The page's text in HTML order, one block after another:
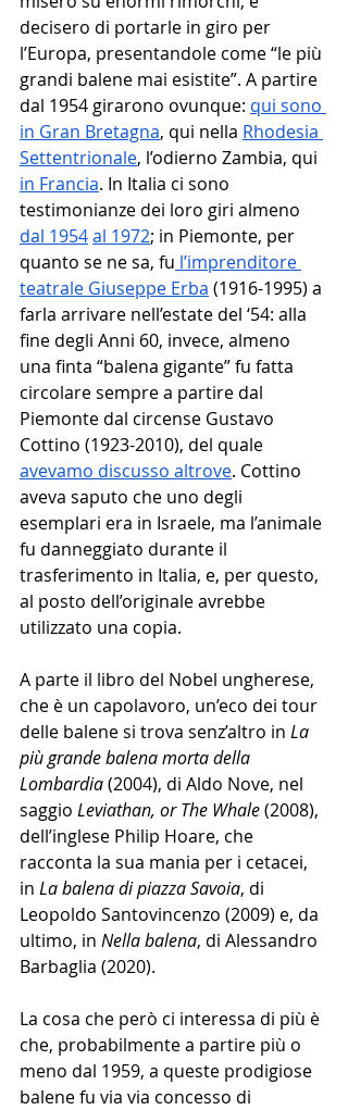
decisero di portarle in giro per
l’Europa, presentandole come “le più
grandi balene mai esistite”. A partire
dal 1954 girarono ovunque: qui sono
in Gran Bretagna, qui nella Rhodesia
Settentrionale, l’odierno Zambia, qui
in Francia. In Italia ci sono
testimonianze dei loro giri almeno
dal 1954al 1972; in Piemonte, per
quanto se ne sa, fu l’imprenditore
teatrale Giuseppe Erba (1916-1995) a
farla arrivare nell’estate del ‘54: alla
fine degli Anni 60, invece, almeno
una finta “balena gigante” fu fatta
circolare sempre a partire dal
Piemonte dal circense Gustavo
Cottino (1923-2010), del quale
avevamo discusso altrove. Cottino
aveva saputo che uno degli
esemplari era in Israele, ma l’animale
fu danneggiato durante il
trasferimento in Italia, e, per questo,
al posto dell’originale avrebbe
utilizzato una copia.
A parte il libro del Nobel ungherese,
che è un capolavoro, un’eco dei tour
delle balene si trova senz’altro in La
più grande balena morta della
Lombardia (2004), di Aldo Nove, nel
saggio Leviathan, or The Whale (2008),
dell’inglese Philip Hoare, che
racconta la sua mania per i cetacei,
in La balena di piazza Savoia, di
Leopoldo Santovincenzo (2009) e, da
ultimo, in Nella balena, di Alessandro
Barbaglia (2020).
La cosa che però ci interessa di più è
che, probabilmente a partire più o
meno dal 1959, a queste prodigiose
balene fu via via concesso di